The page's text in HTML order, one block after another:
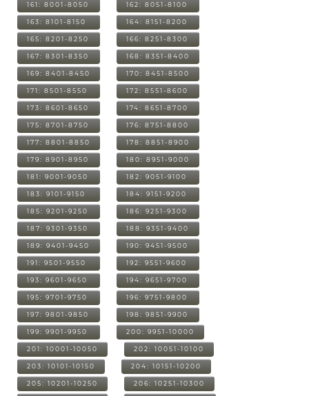
161: 8001-8050 162: 8051-8100
163: 8101-8150 164: 8151-8200
165: 8201-8250 166: 8251-8300
167: 8301-8350 168: 8351-8400
169: 8401-8450 170: 8451-8500
171: 8501-8550 172: 8551-8600
173: 8601-8650 174: 8651-8700
175: 8701-8750 176: 8751-8800
177: 8801-8850 178: 8851-8900
179: 8901-8950 180: 8951-9000
181: 9001-9050 182: 9051-9100
183: 9101-9150 184: 9151-9200
185: 9201-9250 186: 9251-9300
187: 9301-9350 188: 9351-9400
189: 9401-9450 190: 9451-9500
191: 9501-9550 192: 9551-9600
193: 9601-9650 194: 9651-9700
195: 9701-9750 196: 9751-9800
197: 9801-9850 198: 9851-9900
199: 9901-9950 200: 9951-10000
201: 10001-10050 202: 10051-10100
203: 10101-10150 204: 10151-10200
205: 10201-10250 206: 10251-10300